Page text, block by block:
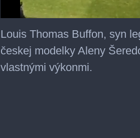
seconds
of
20
seconds
Louis Thomas Buffon, syn
českej modelky Aleny
vlastnými výkonmi.